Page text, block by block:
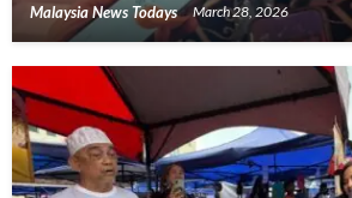
Malaysia News Todays March 28, 2026